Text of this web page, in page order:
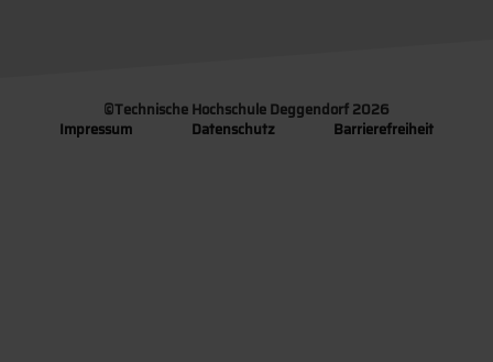
©Technische Hochschule Deggendorf 2026
Impressum
Datenschutz Barrierefreiheit